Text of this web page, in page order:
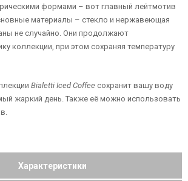
формами – вот главный лейтмотив
материалы – стекло и нержавеющая
не случайно. Они продолжают
коллекции, при этом сохраняя температуру
Bialetti Iced Coffee сохранит вашу воду
жаркий день. Также её можно использовать
Характеристики